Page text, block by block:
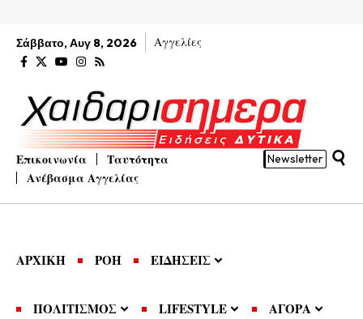
Σάββατο, Αυγ 8, 2026 Αγγελίες
Επικοινωνία
Ταυτότητα
Ανέβασμα Αγγελίας
Newsletter
ΑΡΧΙΚΗ ΡΟΗ ΕΙΔΗΣΕΙΣ
ΠΟΛΙΤΙΣΜΟΣ LIFESTYLE ΑΓΟΡΑ